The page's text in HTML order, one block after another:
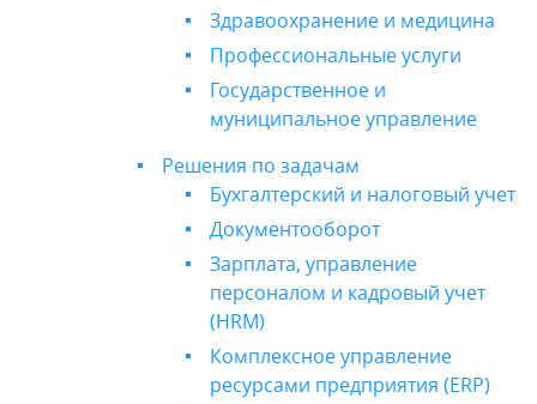
Здравоохранение и медицина
Профессиональные услуги
Государственное и
муниципальное управление
Решения по задачам
Бухгалтерский и налоговый учет
Документооборот
Зарплата, управление
персоналом и кадровый учет
(HRM)
Комплексное управление
ресурсами предприятия (ERP)